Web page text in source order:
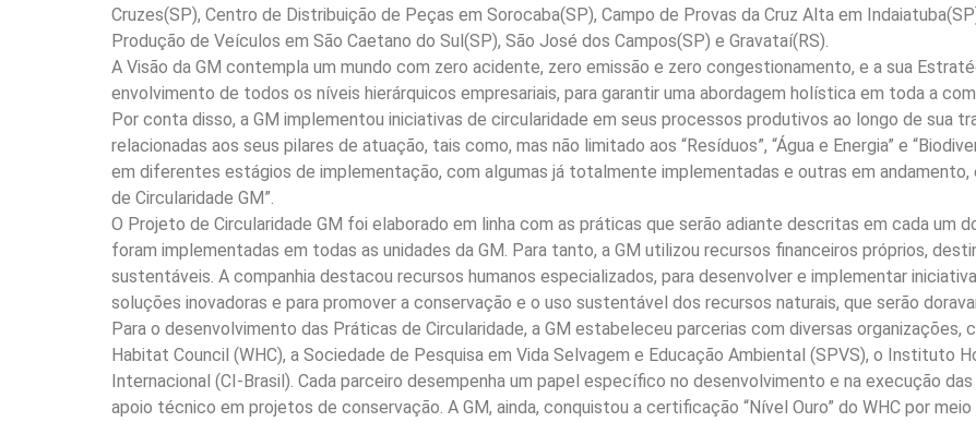
Cruzes(SP), Centro de Distribuição de Peças em Sorocaba(SP), Campo de Provas da Cruz Alta em
Produção de Veículos em São Caetano do Sul(SP), São José dos Campos(SP) e Gravataí(RS).
A Visão da GM contempla um mundo com zero acidente, zero emissão e zero congestionamento, e a sua
envolvimento de todos os níveis hierárquicos empresariais, para garantir uma abordagem holística em toda a
Por conta disso, a GM implementou iniciativas de circularidade em seus processos produtivos ao longo de sua
relacionadas aos seus pilares de atuação, tais como, mas não limitado aos “Resíduos”, “Água e Energia” e
em diferentes estágios de implementação, com algumas já totalmente implementadas e outras em andamento,
de Circularidade GM”.
O Projeto de Circularidade GM foi elaborado em linha com as práticas que serão adiante descritas em cada um
foram implementadas em todas as unidades da GM. Para tanto, a GM utilizou recursos financeiros próprios,
sustentáveis. A companhia destacou recursos humanos especializados, para desenvolver e implementar
soluções inovadoras e para promover a conservação e o uso sustentável dos recursos naturais, que serão
Para o desenvolvimento das Práticas de Circularidade, a GM estabeleceu parcerias com diversas organizações,
Habitat Council (WHC), a Sociedade de Pesquisa em Vida Selvagem e Educação Ambiental (SPVS), o Instituto
Internacional (CI-Brasil). Cada parceiro desempenha um papel específico no desenvolvimento e na execução
apoio técnico em projetos de conservação. A GM, ainda, conquistou a certificação “Nível Ouro” do WHC por